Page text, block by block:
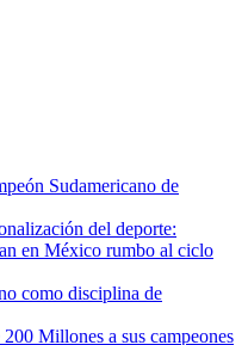
Sudamericano de
del deporte:
en México rumbo al ciclo
como disciplina de
Millones a sus campeones